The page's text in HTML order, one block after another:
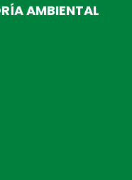
AMBIENTAL